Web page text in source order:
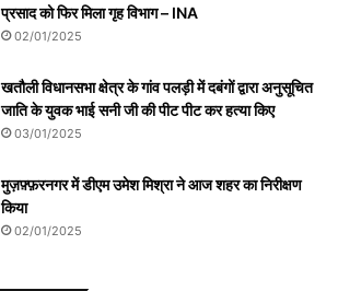
प्रसाद को फिर मिला गृह विभाग – INA
02/01/2025
खतौली विधानसभा क्षेत्र के गांव पलड़ी में दबंगों द्वारा अनुसूचित
जाति के युवक भाई सनी जी की पीट पीट कर हत्या किए
03/01/2025
मुज़फ़्फ़रनगर में डीएम उमेश मिश्रा ने आज शहर का निरीक्षण
किया
02/01/2025